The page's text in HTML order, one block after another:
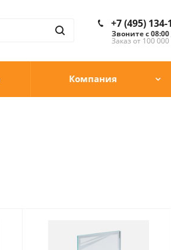
+7 (495) 134-
Звоните с
Заказ от 100
Компания